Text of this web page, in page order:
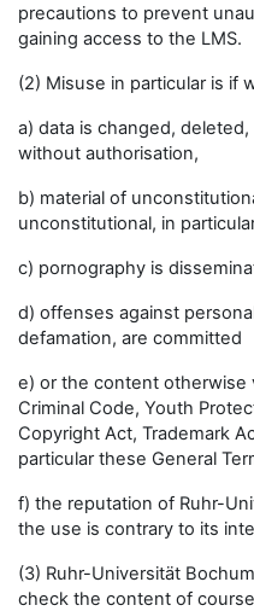
precautions to prevent
gaining access to the LMS.
(2) Misuse in particular is if
a) data is changed,
without authorisation,
b) material of
unconstitutional, in
c) pornography is
d) offenses against
defamation, are committed
e) or the content otherwise
Criminal Code, Youth
Copyright Act, Trademark
particular these General
f) the reputation of Ruhr-
the use is contrary to its
(3) Ruhr-Universität
check the content of